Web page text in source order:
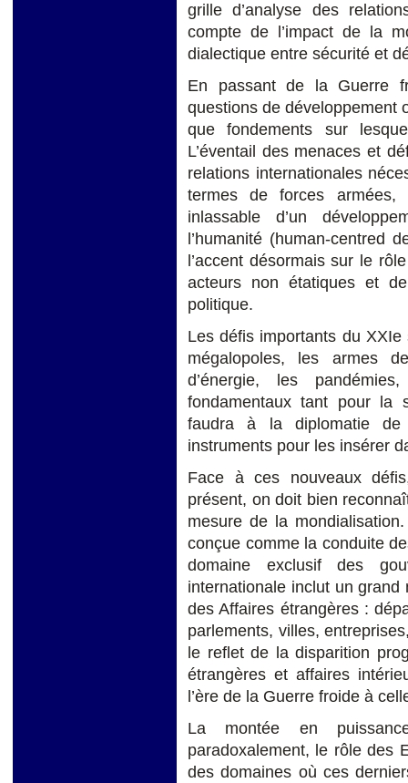
grille d’analyse des
compte de l’impact de la
dialectique entre sécurité et
En passant de la Guerre
questions de développement
que fondements sur
L’éventail des menaces et
relations internationales
termes de forces armées,
inlassable d’un
l’humanité (human-centred
l’accent désormais sur le
acteurs non étatiques et
politique.
Les défis importants du
mégalopoles, les armes
d’énergie, les
fondamentaux tant pour la
faudra à la diplomatie de
instruments pour les insérer
Face à ces nouveaux
présent, on doit bien
mesure de la
conçue comme la conduite
domaine exclusif des
internationale inclut un grand
des Affaires étrangères :
parlements, villes,
le reflet de la disparition
étrangères et affaires
l’ère de la Guerre froide à
La montée en
paradoxalement, le rôle des
des domaines où ces